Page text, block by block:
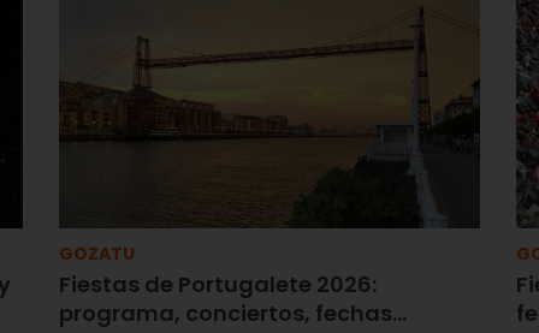
GOZATU
Fiestas de Portugalete 2026:
programa, conciertos, fechas…